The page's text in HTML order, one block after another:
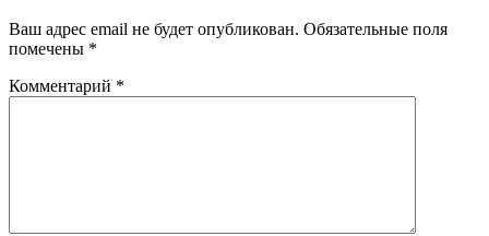
Ваш адрес email не будет опубликован. Обязательные поля
помечены *
Комментарий *